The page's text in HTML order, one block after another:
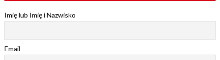
Imię lub Imię i Nazwisko
Email